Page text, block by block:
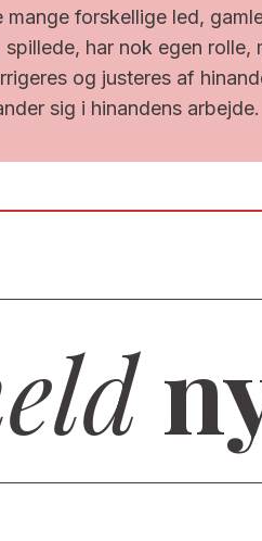
mange forskellige led,
spillede, har nok egen rolle,
og justeres af
sig i hinandens arbejde.